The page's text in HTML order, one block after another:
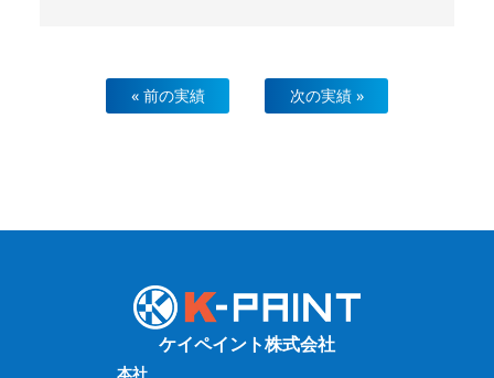
« 前の実績 次の実績 »
ケイペイント株式会社
本社